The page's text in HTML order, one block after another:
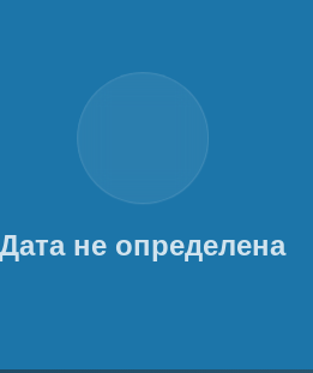
Дата не определена